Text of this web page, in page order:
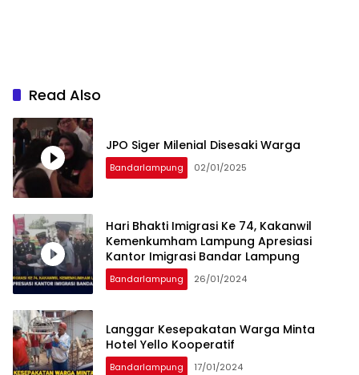
Read Also
JPO Siger Milenial Disesaki Warga
Bandarlampung 02/01/2025
Hari Bhakti Imigrasi Ke 74, Kakanwil
Kemenkumham Lampung Apresiasi
Kantor Imigrasi Bandar Lampung
Bandarlampung 26/01/2024
Langgar Kesepakatan Warga Minta
Hotel Yello Kooperatif
Bandarlampung 17/01/2024